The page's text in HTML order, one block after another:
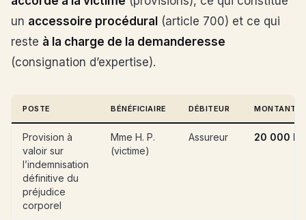
un accessoire procédural (article 700) et ce qui
reste à la charge de la demanderesse
(consignation d’expertise).
POSTE BÉNÉFICIAIRE DÉBITEUR MONTANT
Provision à
valoir sur
l’indemnisation
définitive du
préjudice
corporel
Mme H. P.
(victime)
Assureur 20 000